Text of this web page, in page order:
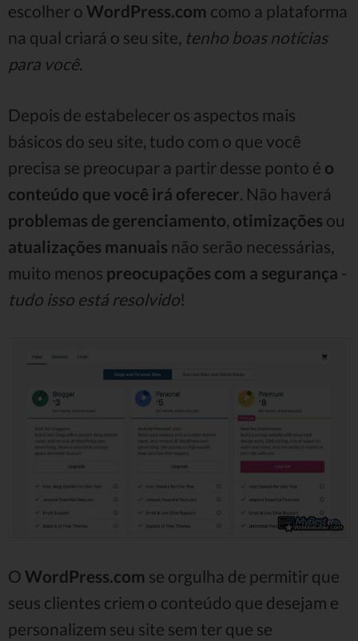
escolher o WordPress.com como a plataforma
na qual criará o seu site, tenho boas notícias
para você.
Depois de estabelecer os aspectos mais
básicos do seu site, tudo com o que você
precisa se preocupar a partir desse ponto é o
conteúdo que você irá oferecer. Não haverá
problemas de gerenciamento, otimizações ou
atualizações manuais não serão necessárias,
muito menos preocupações com a segurança -
tudo isso está resolvido!
O WordPress.com se orgulha de permitir que
seus clientes criem o conteúdo que desejam e
personalizem seu site sem ter que se